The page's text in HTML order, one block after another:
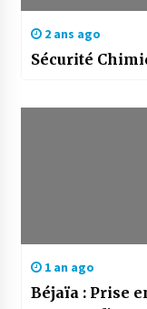
2 ans ago
Sécurité
1 an ago
Béjaïa : Prise